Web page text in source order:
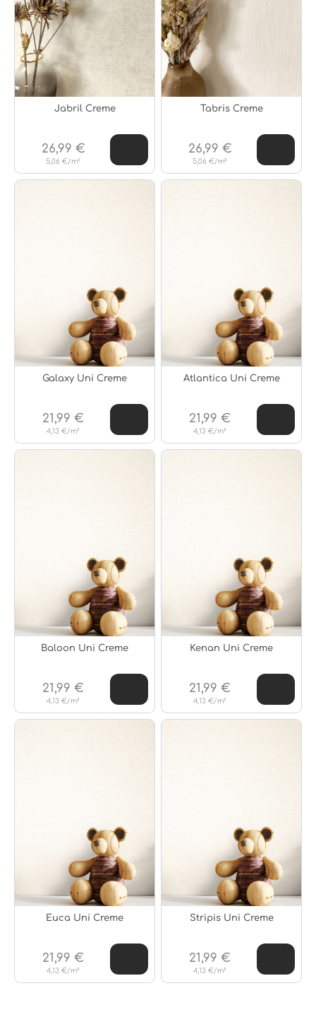
Jabril Creme
5,06 €/m²
26,99 €
Tabris Creme
5,06 €/m²
26,99 €
Galaxy Uni Creme
4,13 €/m²
21,99 €
Atlantica Uni Creme
4,13 €/m²
21,99 €
Baloon Uni Creme
4,13 €/m²
21,99 €
Kenan Uni Creme
4,13 €/m²
21,99 €
Euca Uni Creme
4,13 €/m²
21,99 €
Stripis Uni Creme
4,13 €/m²
21,99 €